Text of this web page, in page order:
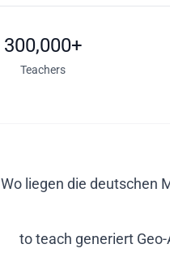
300,000+
Teachers
Wo liegen die deutschen
to teach generiert